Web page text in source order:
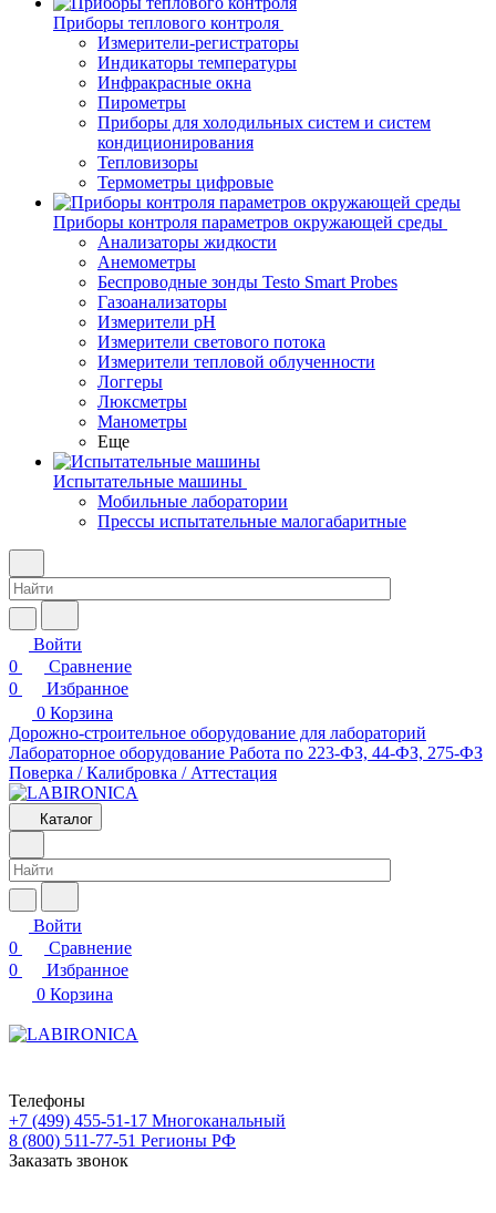
Приборы теплового контроля
Измерители-регистраторы
Индикаторы температуры
Инфракрасные окна
Пирометры
Приборы для холодильных систем и систем
кондиционирования
Тепловизоры
Термометры цифровые
Приборы контроля параметров окружающей среды
Анализаторы жидкости
Анемометры
Беспроводные зонды Testo Smart Probes
Газоанализаторы
Измерители pH
Измерители светового потока
Измерители тепловой облученности
Логгеры
Люксметры
Манометры
Еще
Испытательные машины
Мобильные лаборатории
Прессы испытательные малогабаритные
Войти
0
Сравнение
0
Избранное
0 Корзина
Дорожно-строительное оборудование для лабораторий
Лабораторное оборудование Работа по 223-ФЗ, 44-ФЗ, 275-ФЗ
Поверка / Калибровка / Аттестация
Каталог
Войти
0
Сравнение
0
Избранное
0 Корзина
Телефоны
+7 (499) 455-51-17 Многоканальный
8 (800) 511-77-51 Регионы РФ
Заказать звонок